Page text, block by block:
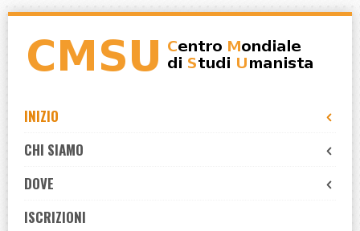
navigation
content
INIZIO
CHI SIAMO
DOVE
ISCRIZIONI